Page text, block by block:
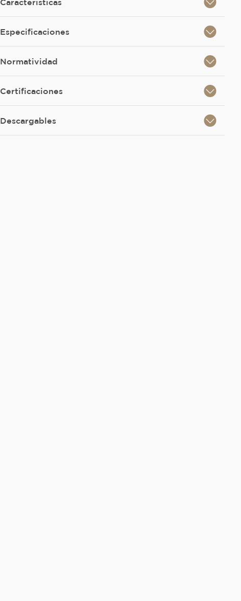
Especificaciones
Normatividad
Certificaciones
Descargables